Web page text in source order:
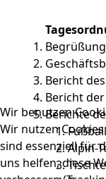
Bericht
Bericht
Berichte
Fußball
Alpin-
Wir benutzen
Wir nutzen
sind essenziell für
uns helfen, diese